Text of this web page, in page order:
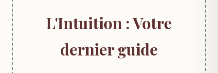
L'Intuition : Votre
dernier guide